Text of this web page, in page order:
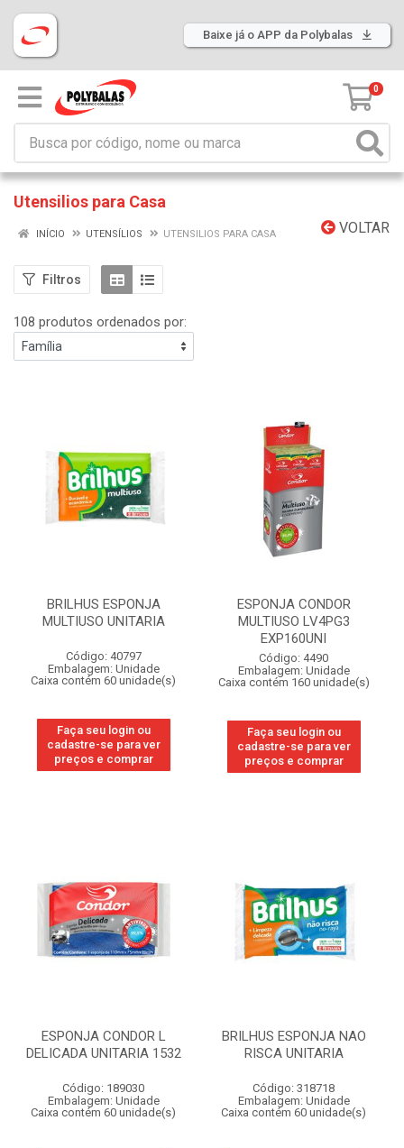
Baixe já o APP da Polybalas
0
Utensilios para Casa
VOLTAR
INÍCIO UTENSÍLIOS UTENSILIOS PARA CASA
Filtros
108 produtos ordenados por:
BRILHUS ESPONJA
MULTIUSO UNITARIA
Código: 40797
Embalagem: Unidade
Caixa contém 60 unidade(s)
Faça seu login ou
cadastre-se para ver
preços e comprar
ESPONJA CONDOR
MULTIUSO LV4PG3
EXP160UNI
Código: 4490
Embalagem: Unidade
Caixa contém 160 unidade(s)
Faça seu login ou
cadastre-se para ver
preços e comprar
ESPONJA CONDOR L
DELICADA UNITARIA 1532
Código: 189030
Embalagem: Unidade
Caixa contém 60 unidade(s)
BRILHUS ESPONJA NAO
RISCA UNITARIA
Código: 318718
Embalagem: Unidade
Caixa contém 60 unidade(s)